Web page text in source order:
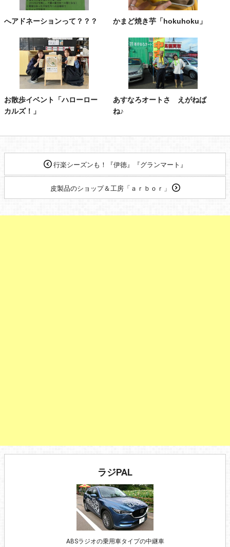
へアドネーションって？？？ かまど焼き芋「hokuhoku」
お散歩イベント「ハローロー
カルズ！」
あすなろオートさ えがねば
ね♪
行楽シーズンも！『伊徳』『グランマート』
皮製品のショップ＆工房「ａｒｂｏｒ」
ラジPAL
ABSラジオの乗用車タイプの中継車